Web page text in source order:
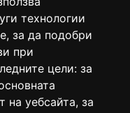
технологии
за да подобри
при
цели: за
на уебсайта, за